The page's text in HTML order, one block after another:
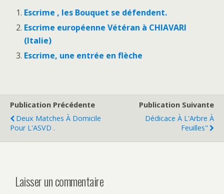
Escrime , les Bouquet se défendent.
Escrime européenne Vétéran à CHIAVARI
(Italie)
Escrime, une entrée en flèche
Publication Précédente
Deux Matches À Domicile
Pour L'ASVD .
Publication Suivante
Dédicace À L'Arbre À
Feuilles"
Laisser un commentaire